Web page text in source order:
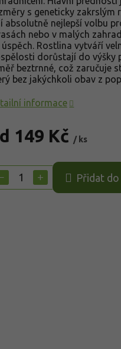
149 Kč / ks
+ Přidat
s geneticky zakrslým
absolutně nejlepší volbu
nebo v malých
úspěch. Rostlina vytváří
dorůstají do výšky
beztrnné, což zaručuje
bez jakýchkoli obav z
informace